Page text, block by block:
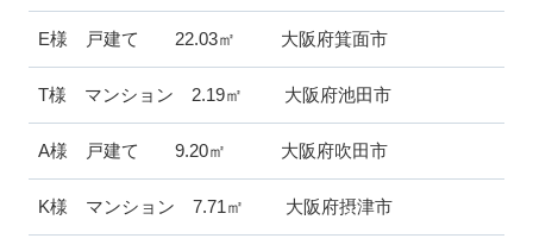
E様 戸建て 22.03㎡ 大阪府箕面市
T様 マンション 2.19㎡ 大阪府池田市
A様 戸建て 9.20㎡ 大阪府吹田市
K様 マンション 7.71㎡ 大阪府摂津市